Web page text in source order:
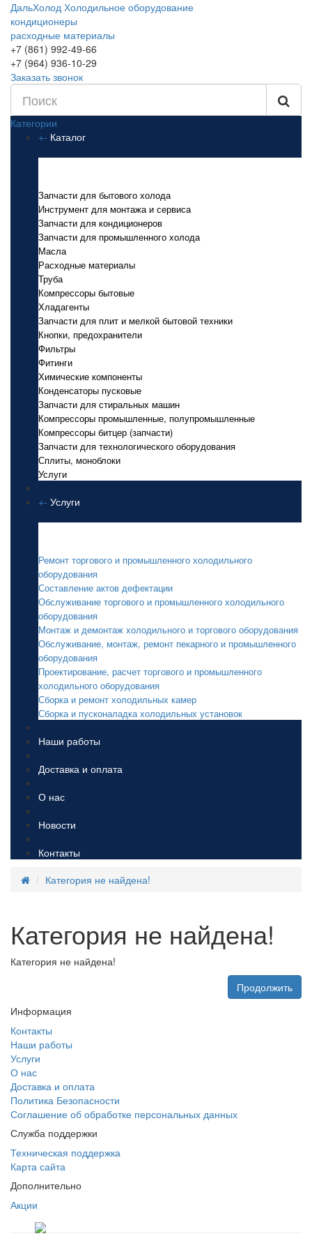
ДальХолод Холодильное оборудование
кондиционеры
расходные материалы
+7 (861) 992-49-66
+7 (964) 936-10-29
Заказать звонок
Категории
+- Каталог
Запчасти для бытового холода
Инструмент для монтажа и сервиса
Запчасти для кондиционеров
Запчасти для промышленного холода
Масла
Расходные материалы
Труба
Компрессоры бытовые
Хладагенты
Запчасти для плит и мелкой бытовой техники
Кнопки, предохранители
Фильтры
Фитинги
Химические компоненты
Конденсаторы пусковые
Запчасти для стиральных машин
Компрессоры промышленные, полупромышленные
Компрессоры битцер (запчасти)
Запчасти для технологического оборудования
Сплиты, моноблоки
Услуги
+- Услуги
Ремонт торгового и промышленного холодильного
оборудования
Составление актов дефектации
Обслуживание торгового и промышленного холодильного
оборудования
Монтаж и демонтаж холодильного и торгового оборудования
Обслуживание, монтаж, ремонт пекарного и промышленного
оборудования
Проектирование, расчет торгового и промышленного
холодильного оборудования
Сборка и ремонт холодильных камер
Сборка и пусконаладка холодильных установок
Наши работы
Доставка и оплата
О нас
Новости
Контакты
Категория не найдена!
Категория не найдена!
Категория не найдена!
Продолжить
Информация
Контакты
Наши работы
Услуги
О нас
Доставка и оплата
Политика Безопасности
Соглашение об обработке персональных данных
Служба поддержки
Техническая поддержка
Карта сайта
Дополнительно
Акции